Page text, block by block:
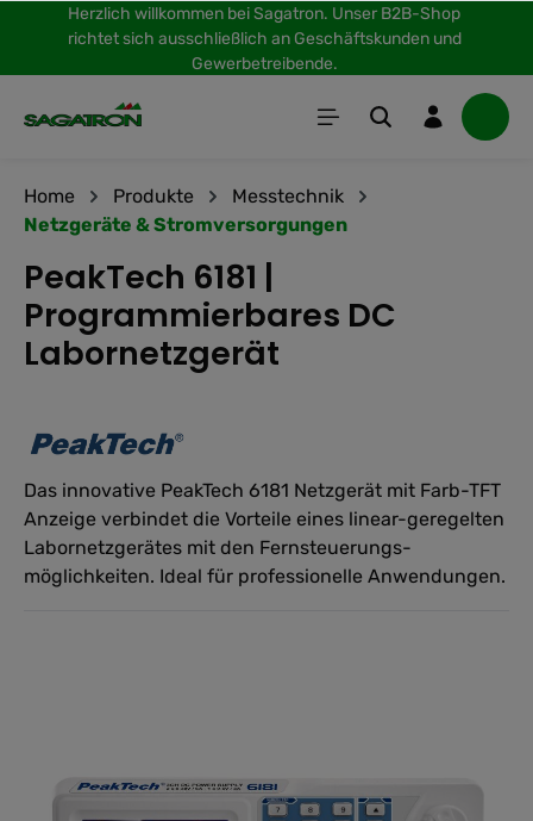
springen
Herzlich willkommen bei Sagatron. Unser B2B-Shop
richtet sich ausschließlich an Geschäftskunden und
Gewerbetreibende.
Home Produkte
Messtechnik
Netzgeräte & Stromversorgungen
PeakTech 6181 |
Programmierbares DC
Labornetzgerät
Das innovative PeakTech 6181 Netzgerät mit Farb-TFT
Anzeige verbindet die Vorteile eines linear-geregelten
Labornetzgerätes mit den Fernsteuerungs-
möglichkeiten. Ideal für professionelle Anwendungen.